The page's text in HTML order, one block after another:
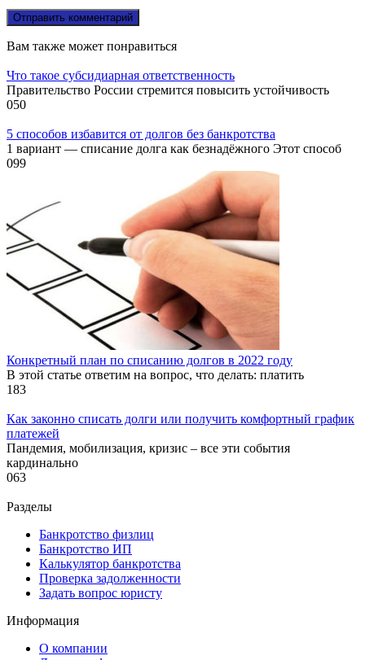
Вам также может понравиться
Что такое субсидиарная ответственность
Правительство России стремится повысить устойчивость
050
5 способов избавится от долгов без банкротства
1 вариант — списание долга как безнадёжного Этот способ
099
Конкретный план по списанию долгов в 2022 году
В этой статье ответим на вопрос, что делать: платить
183
Как законно списать долги или получить комфортный график
платежей
Пандемия, мобилизация, кризис – все эти события
кардинально
063
Разделы
Банкротство физлиц
Банкротство ИП
Калькулятор банкротства
Проверка задолженности
Задать вопрос юристу
Информация
О компании